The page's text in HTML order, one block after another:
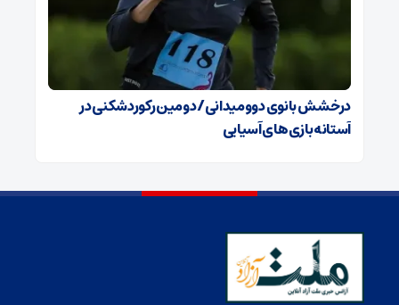
درخشش بانوی دوومیدانی/ دومین رکوردشکنی در
آستانه بازی‌های آسیایی